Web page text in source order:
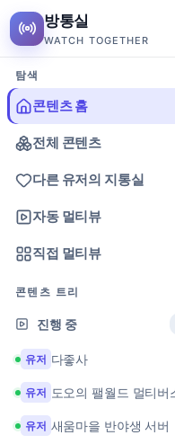
방통실
WATCH TOGETHER
탐색
콘텐츠 홈
전체 콘텐츠
다른 유저의 지통실
자동 멀티뷰
직접 멀티뷰
콘텐츠 트리
진행 중
유저 다좋사
유저 도오의 팰월드 멀티버
유저 새움마을 반야생 서버